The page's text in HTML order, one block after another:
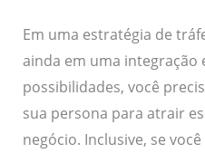
Em uma estratégia de
ainda em uma integração
possibilidades, você
sua persona para atrair
negócio. Inclusive, se